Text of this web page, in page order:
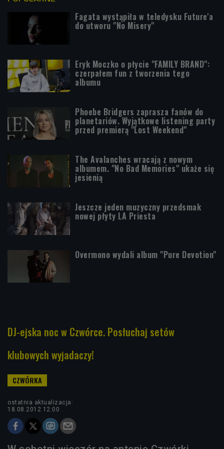
Fagata wystąpiła w teledysku Future'a
do utworu "No Misery"
Eryk Moczko o płycie "FAMILY BRAND":
czerpałem fun z tworzenia tego
albumu
Phoebe Bridgers zaprasza fanów do
planetariów. Wyjątkowe listening party
przed premierą "Lost Weekend"
The Avalanches wracają z nowym
albumem. "No Bad Memories" ukaże się
jesienią
Jeszcze jeden muzyczny przedsmak
nowej płyty LA Priesta
Overmono wydali album "Pure Devotion"
DJ-ejska noc w Czwórce. Posłuchaj setów
klubowych wyjadaczy!
ostatnia aktualizacja:
18.08.2012 12:00